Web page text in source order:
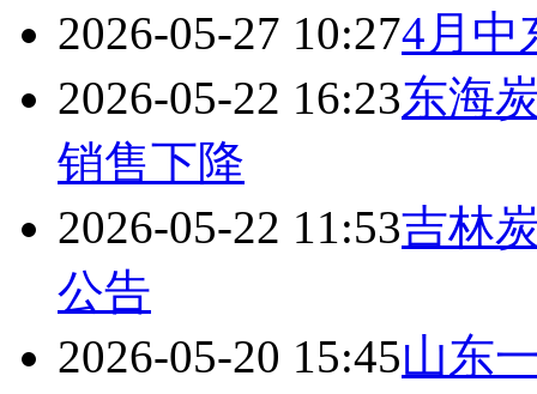
2026-05-27 10:274月中
2026-05-22 16:23东海
销售下降
2026-05-22 11:53吉林
公告
2026-05-20 15:45山东